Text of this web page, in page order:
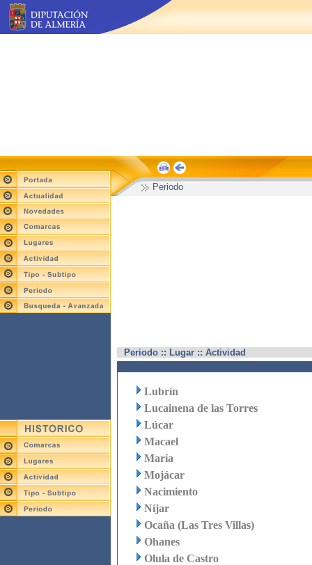
Periodo
Periodo :: Lugar :: Actividad
Lubrín
Lucainena de las Torres
Lúcar
Macael
María
Mojácar
Nacimiento
Níjar
Ocaña (Las Tres Villas)
Ohanes
Olula de Castro